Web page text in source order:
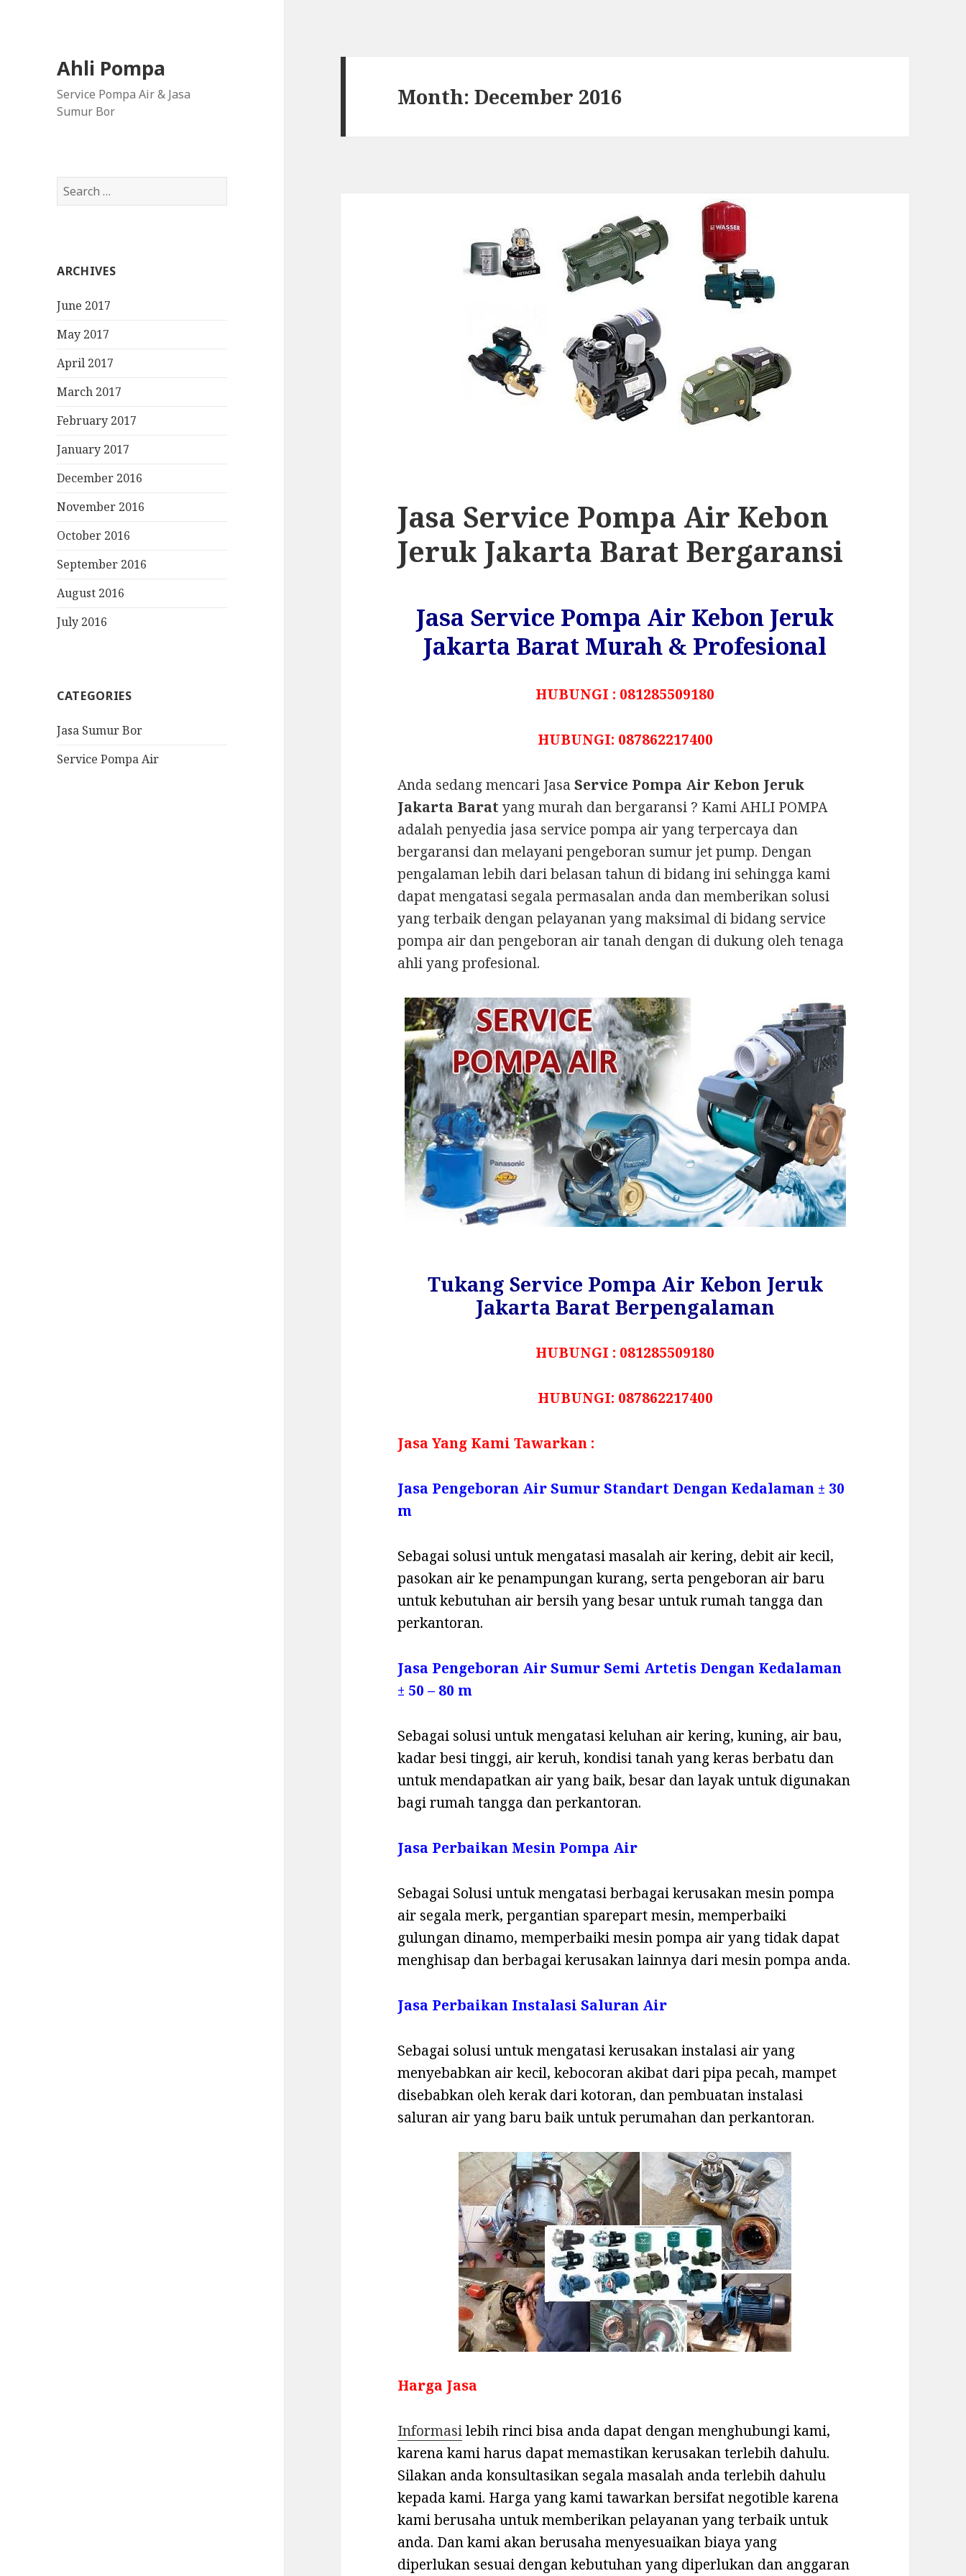
Ahli Pompa
Service Pompa Air & Jasa
Sumur Bor
S
e
h
o
:
ARCHIVES
June 2017
May 2017
April 2017
March 2017
February 2017
January 2017
December 2016
November 2016
October 2016
September 2016
August 2016
July 2016
CATEGORIES
Jasa Sumur Bor
Service Pompa Air
Month: December 2016
Jasa Service Pompa Air Kebon
Jeruk Jakarta Barat Bergaransi
Jasa Service Pompa Air Kebon Jeruk
Jakarta Barat Murah & Profesional
HUBUNGI : 081285509180
HUBUNGI: 087862217400
Anda sedang mencari JasaService Pompa Air Kebon Jeruk
Jakarta Barat yang murah dan bergaransi ? Kami AHLI POMPA
adalah penyedia jasa service pompa air yang terpercaya dan
bergaransi dan melayani pengeboran sumur jet pump. Dengan
pengalaman lebih dari belasan tahun di bidang ini sehingga kami
dapat mengatasi segala permasalan anda dan memberikan solusi
yang terbaik dengan pelayanan yang maksimal di bidang service
pompa air dan pengeboran air tanah dengan di dukung oleh tenaga
ahli yang profesional.
Tukang Service Pompa Air Kebon Jeruk
Jakarta Barat Berpengalaman
HUBUNGI : 081285509180
HUBUNGI: 087862217400
Jasa Yang Kami Tawarkan :
Jasa Pengeboran Air Sumur Standart Dengan Kedalaman ± 30
m
Sebagai solusi untuk mengatasi masalah air kering, debit air kecil,
pasokan air ke penampungan kurang, serta pengeboran air baru
untuk kebutuhan air bersih yang besar untuk rumah tangga dan
perkantoran.
Jasa Pengeboran Air Sumur Semi Artetis Dengan Kedalaman
± 50 – 80 m
Sebagai solusi untuk mengatasi keluhan air kering, kuning, air bau,
kadar besi tinggi, air keruh, kondisi tanah yang keras berbatu dan
untuk mendapatkan air yang baik, besar dan layak untuk digunakan
bagi rumah tangga dan perkantoran.
Jasa Perbaikan Mesin Pompa Air
Sebagai Solusi untuk mengatasi berbagai kerusakan mesin pompa
air segala merk, pergantian sparepart mesin, memperbaiki
gulungan dinamo, memperbaiki mesin pompa air yang tidak dapat
menghisap dan berbagai kerusakan lainnya dari mesin pompa anda.
Jasa Perbaikan Instalasi Saluran Air
Sebagai solusi untuk mengatasi kerusakan instalasi air yang
menyebabkan air kecil, kebocoran akibat dari pipa pecah, mampet
disebabkan oleh kerak dari kotoran, dan pembuatan instalasi
saluran air yang baru baik untuk perumahan dan perkantoran.
Harga Jasa
Informasilebih rinci bisa anda dapat dengan menghubungi kami,
karena kami harus dapat memastikan kerusakan terlebih dahulu.
Silakan anda konsultasikan segala masalah anda terlebih dahulu
kepada kami. Harga yang kami tawarkan bersifat negotible karena
kami berusaha untuk memberikan pelayanan yang terbaik untuk
anda. Dan kami akan berusaha menyesuaikan biaya yang
diperlukan sesuai dengan kebutuhan yang diperlukan dan anggaran